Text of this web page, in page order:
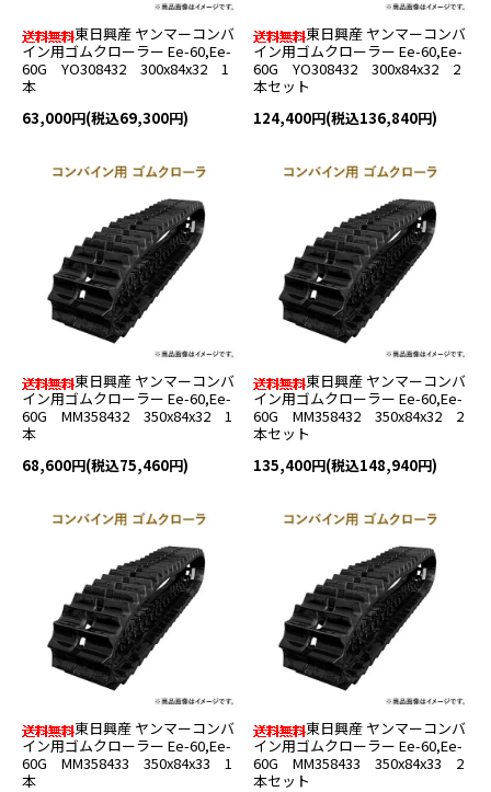
東日興産 ヤンマーコンバ
イン用ゴムクローラー Ee-60,Ee-
60G YO308432 300x84x32 1
本
63,000円(税込69,300円)
東日興産 ヤンマーコンバ
イン用ゴムクローラー Ee-60,Ee-
60G YO308432 300x84x32 2
本セット
124,400円(税込136,840円)
東日興産 ヤンマーコンバ
イン用ゴムクローラー Ee-60,Ee-
60G MM358432 350x84x32 1
本
68,600円(税込75,460円)
東日興産 ヤンマーコンバ
イン用ゴムクローラー Ee-60,Ee-
60G MM358432 350x84x32 2
本セット
135,400円(税込148,940円)
東日興産 ヤンマーコンバ
イン用ゴムクローラー Ee-60,Ee-
60G MM358433 350x84x33 1
本
東日興産 ヤンマーコンバ
イン用ゴムクローラー Ee-60,Ee-
60G MM358433 350x84x33 2
本セット